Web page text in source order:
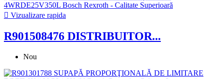
 Vizualizare rapida
R901508476 DISTRIBUITOR...
Nou